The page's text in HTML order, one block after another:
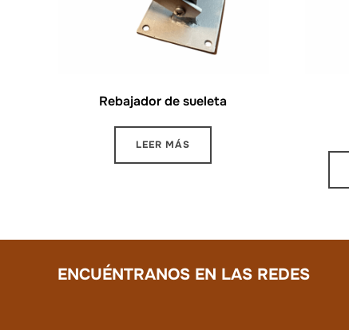
Rebajador de sueleta
LEER MÁS
ENCUÉNTRANOS EN LAS REDES